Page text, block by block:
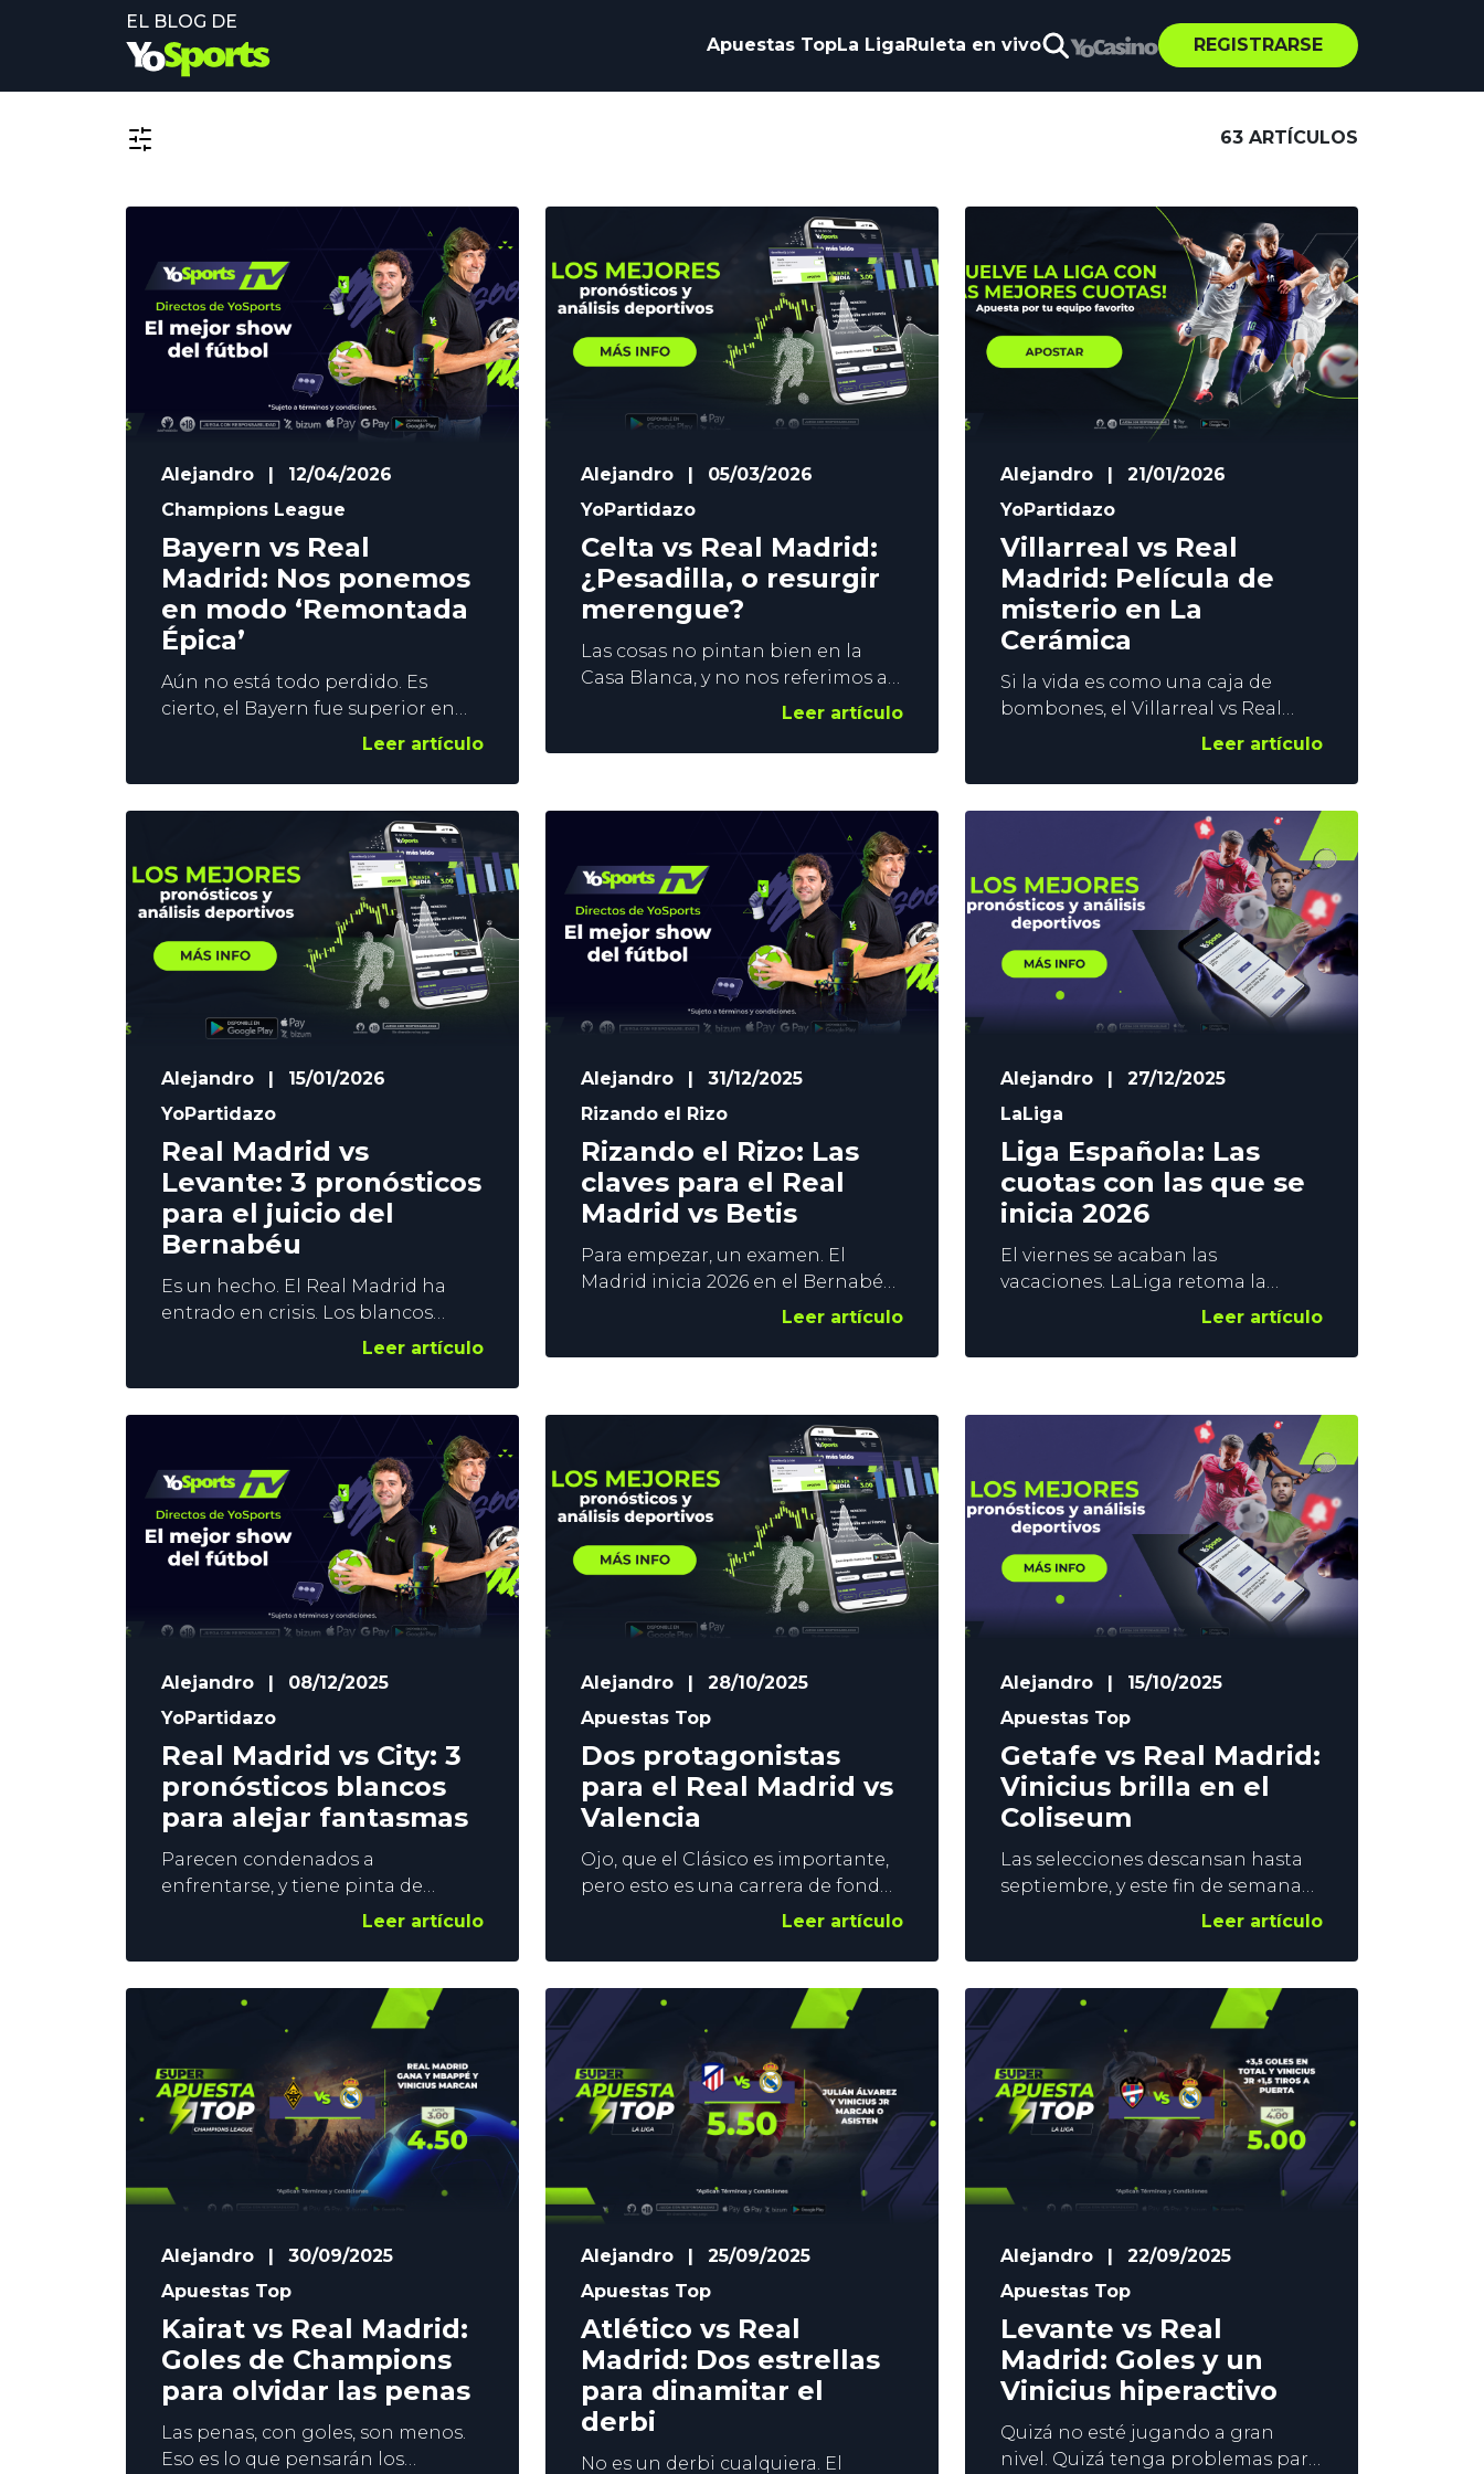
EL BLOG DE
Apuestas TopLa Liga Ruleta en vivo REGISTRARSE
63 ARTÍCULOS
Alejandro |
12/04/2026
Champions League
Bayern vs Real
Madrid: Nos ponemos
en modo ‘Remontada
Épica’
Aún no está todo perdido. Es
cierto, el Bayern fue superior en
muchas fases del partido en el
faena. De hecho, Neuer fue
determinante con sus paradas en
el segundo tiempo. En YoSports
nos ponemos en modo
remontada de Champions, y os
damos 3 pronósticos con un
denominador común. La
Leer artículo
Alejandro |
05/03/2026
YoPartidazo
Celta vs Real Madrid:
¿Pesadilla, o resurgir
merengue?
Las cosas no pintan bien en la
Casa Blanca, y no nos referimos a
EEUU. El Madrid encadena 2
las sensaciones no son buenas. El
imagen del equipo es pobre, y
nadie sabe qué esperar de los de
Arbeloa en el Celta vs Real
Leer artículo
Alejandro |
21/01/2026
YoPartidazo
Villarreal vs Real
Madrid: Película de
misterio en La
Cerámica
Si la vida es como una caja de
bombones, el Villarreal vs Real
Madrid de este sábado es como
sabe lo que puede ocurrir en La
Cerámica. ¿Recuperarán los
locales su nivel en casa tras el
varapalo de la Champions?
¿Mantendrá el Madrid la
intensidad y el juego realizado
ante el
Leer artículo
Alejandro |
15/01/2026
YoPartidazo
Real Madrid vs
Levante: 3 pronósticos
para el juicio del
Bernabéu
Es un hecho. El Real Madrid ha
entrado en crisis. Los blancos
están cayendo en barrena en este
Arbeloa no pudo ser peor.
Eliminado de la Copa, el equipo
afronta este sábado un juicio
sumarísimo ante un jurado que no
perdona en el Real Madrid vs
Levante. El
Leer artículo
Alejandro |
31/12/2025
Rizando el Rizo
Rizando el Rizo: Las
claves para el Real
Madrid vs Betis
Para empezar, un examen. El
Madrid inicia 2026 en el Bernabéu
recibiendo al único visitante
Alonso tendrán que mejorar
el Sevilla si quieren sacar los 3
puntos ante un rival que está
haciendo una primera mitad de
temporada notable. En YoSports
analizamos el
Leer artículo
Alejandro |
27/12/2025
LaLiga
Liga Española: Las
cuotas con las que se
inicia 2026
El viernes se acaban las
vacaciones. LaLiga retoma la
competición, y antes de que el
repasemos cómo están las cosas
repasamos las cuotas a los
distintos mercados ligueros de
cara al 2026. Contenido: ¿Una Liga
de dos? Los operadores de
apuestas deportivas
Leer artículo
Alejandro |
08/12/2025
YoPartidazo
Real Madrid vs City: 3
pronósticos blancos
para alejar fantasmas
Parecen condenados a
enfrentarse, y tiene pinta de
convertirse en el nuevo derbi de
City se miden este miércoles en el
Bernabéu. La clasificación para
Octavos está en juego, ya que el
opciones de acabar la Fase Liga
en el Top 8. En YoSports lanzamos
3 pronósticos
Leer artículo
Alejandro |
28/10/2025
Apuestas Top
Dos protagonistas
para el Real Madrid vs
Valencia
Ojo, que el Clásico es importante,
pero esto es una carrera de fondo.
El Real Madrid vuelve a jugar como
lado la euforia tras el 2-1 del Barça.
Y tampoco conviene que tenga la
mente en Anfield. El Real Madrid vs
Valencia puede ser un partido
trampa, aunque
Leer artículo
Alejandro |
15/10/2025
Apuestas Top
Getafe vs Real Madrid:
Vinicius brilla en el
Coliseum
Las selecciones descansan hasta
septiembre, y este fin de semana
vuelve LaLiga. Retomamos el
hacemos poniendo el foco en uno
de los duelos más destacados del
fin de semana. El derbi del
Coliseum será la antesala del
Clásico, y Vinicius puede ser el que
decida el partido para
Leer artículo
Alejandro |
30/09/2025
Apuestas Top
Kairat vs Real Madrid:
Goles de Champions
para olvidar las penas
Las penas, con goles, son menos.
Eso es lo que pensarán los
Alejandro |
25/09/2025
Apuestas Top
Atlético vs Real
Madrid: Dos estrellas
para dinamitar el
derbi
No es un derbi cualquiera. El
Alejandro |
22/09/2025
Apuestas Top
Levante vs Real
Madrid: Goles y un
Vinicius hiperactivo
Quizá no esté jugando a gran
nivel. Quizá tenga problemas para